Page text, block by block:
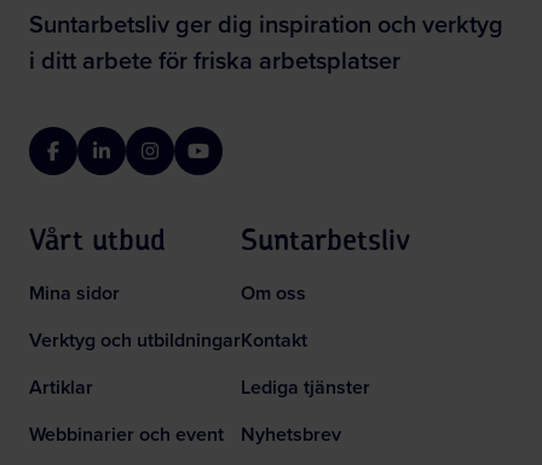
Suntarbetsliv ger dig inspiration och verktyg
i ditt arbete för friska arbetsplatser
FacebookLinkedInInstagramYouTube
Vårt utbud
Mina sidor
Verktyg och utbildningar
Artiklar
Webbinarier och event
Suntarbetsliv
Om oss
Kontakt
Lediga tjänster
Nyhetsbrev